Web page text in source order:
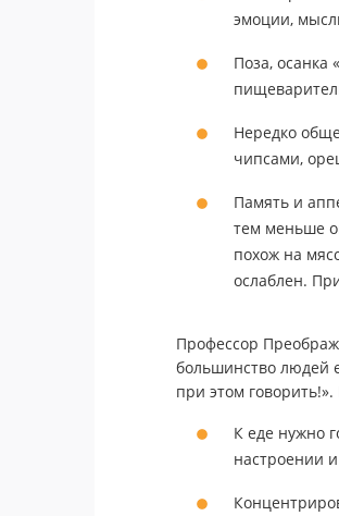
эмоции,
Поза, осанка
Нередко
чипсами,
Память и
тем меньше
похож на
ослаблен.
Профессор
большинство людей
при этом
К еде нужно
настроении